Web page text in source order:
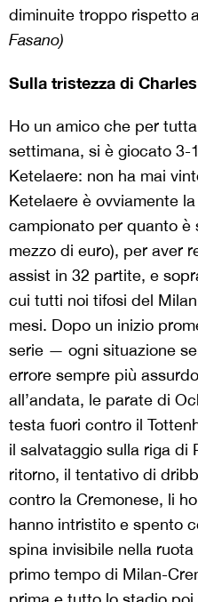
diminuite troppo rispetto
Fasano)
Sulla tristezza di
Ho un amico che per
settimana, si è giocato 3-
Ketelaere: non ha mai
Ketelaere è ovviamente
campionato per quanto è
mezzo di euro), per aver
assist in 32 partite, e
cui tutti noi tifosi del
mesi. Dopo un inizio
serie — ogni situazione
errore sempre più
all’andata, le parate di
testa fuori contro il
il salvataggio sulla riga di
ritorno, il tentativo di
contro la Cremonese, li
hanno intristito e spento
spina invisibile nella
primo tempo di Milan-